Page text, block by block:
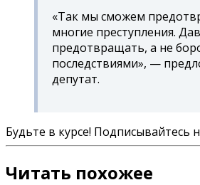
«Так мы сможем
многие преступления.
предотвращать, а не
последствиями», —
депутат.
Будьте в курсе! Подписывайтесь
Читать похожее